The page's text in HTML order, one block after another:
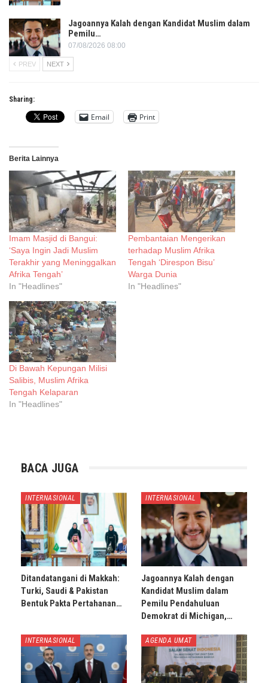
Jagoannya Kalah dengan Kandidat Muslim dalam
Pemilu…
07/08/2026 08:00
PREV NEXT
Sharing:
Email Print
Berita Lainnya
Imam Masjid di Bangui:
‘Saya Ingin Jadi Muslim
Terakhir yang Meninggalkan
Afrika Tengah’
In "Headlines"
Pembantaian Mengerikan
terhadap Muslim Afrika
Tengah ‘Direspon Bisu’
Warga Dunia
In "Headlines"
Di Bawah Kepungan Milisi
Salibis, Muslim Afrika
Tengah Kelaparan
In "Headlines"
BACA JUGA
INTERNASIONAL
Ditandatangani di Makkah:
Turki, Saudi & Pakistan
Bentuk Pakta Pertahanan…
INTERNASIONAL
Jagoannya Kalah dengan
Kandidat Muslim dalam
Pemilu Pendahuluan
Demokrat di Michigan,…
INTERNASIONAL AGENDA UMAT